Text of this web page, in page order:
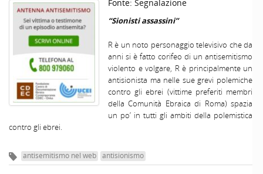
Fonte: Segnalazione
“Sionisti assassini”
R è un noto personaggio televisivo che da
anni si è fatto corifeo di un antisemitismo
violento e volgare, R è principalmente un
antisionista ma nelle sue grevi polemiche
contro gli ebrei (vittime preferiti membri
della Comunità Ebraica di Roma) spazia
un po’ in tutti gli ambiti della polemistica
contro gli ebrei.
antisemitismo nel web antisionismo